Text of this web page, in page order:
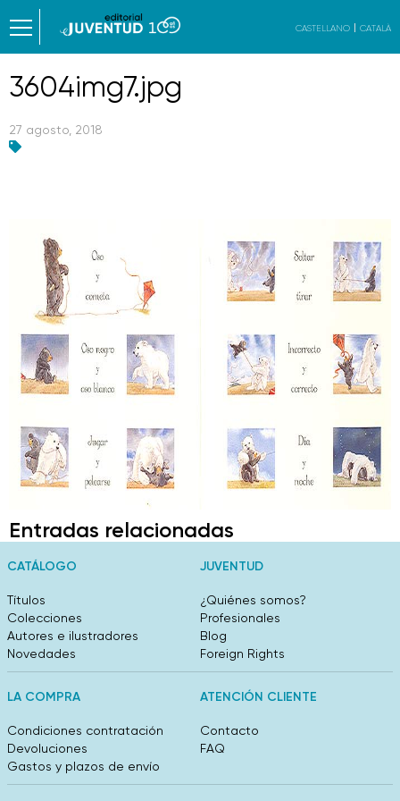
CASTELLANO CATALÀ
3604img7.jpg
27 agosto, 2018
Entradas relacionadas
CATÁLOGO
Títulos
Colecciones
Autores e ilustradores
Novedades
JUVENTUD
¿Quiénes somos?
Profesionales
Blog
Foreign Rights
LA COMPRA
Condiciones contratación
Devoluciones
Gastos y plazos de envío
ATENCIÓN CLIENTE
Contacto
FAQ